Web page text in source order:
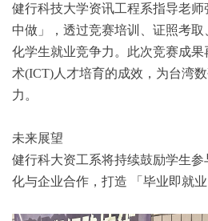
健行科技大学资讯工程系指导老师
中做」
，透过竞赛培训、证照考取
化学生就业竞争力。此次竞赛成果
术(ICT) 人才培育的成效，为台湾
力。
未来展望
健行科大资工系将持续鼓励学生
化与企业合作，打造
「毕业即就业